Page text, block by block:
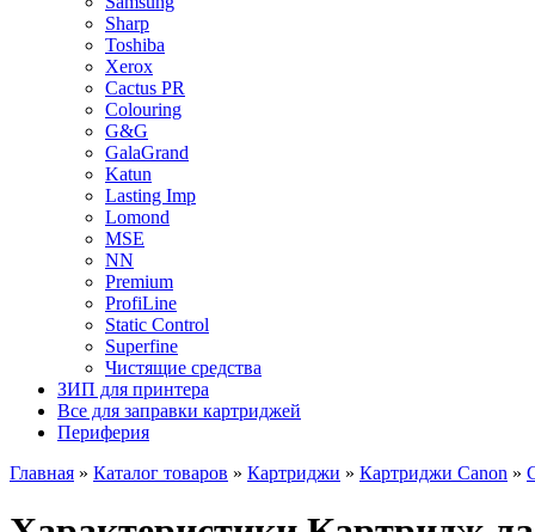
Sharp
Toshiba
Xerox
Cactus PR
Colouring
G&G
GalaGrand
Katun
Lasting Imp
Lomond
MSE
NN
Premium
ProfiLine
Static Control
Superfine
Чистящие средства
ЗИП для принтера
Все для заправки картриджей
Периферия
Главная » Каталог товаров » Картриджи » Картриджи Canon »